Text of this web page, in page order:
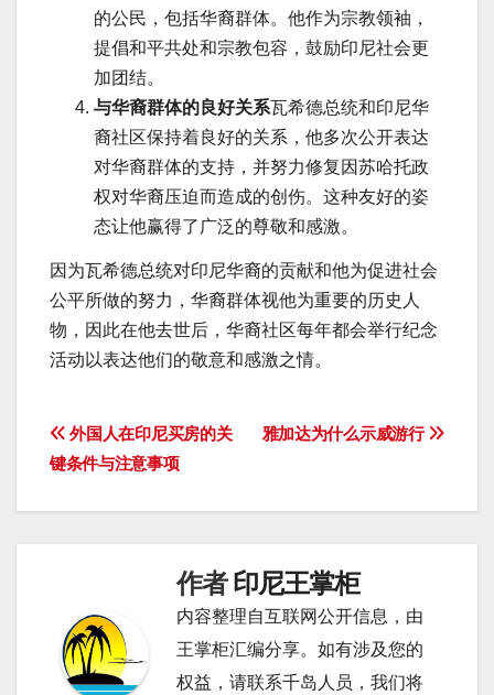
的公民，包括华裔群体。他作为宗教领袖，
提倡和平共处和宗教包容，鼓励印尼社会更
加团结。
与华裔群体的良好关系瓦希德总统和印尼华
裔社区保持着良好的关系，他多次公开表达
对华裔群体的支持，并努力修复因苏哈托政
权对华裔压迫而造成的创伤。这种友好的姿
态让他赢得了广泛的尊敬和感激。
因为瓦希德总统对印尼华裔的贡献和他为促进社会
公平所做的努力，华裔群体视他为重要的历史人
物，因此在他去世后，华裔社区每年都会举行纪念
活动以表达他们的敬意和感激之情。
文
章
雅加达为什么示威游行
外国人在印尼买房的关
键条件与注意事项
作者印尼王掌柜
内容整理自互联网公开信息，由
王掌柜汇编分享。如有涉及您的
权益，请联系千岛人员，我们将